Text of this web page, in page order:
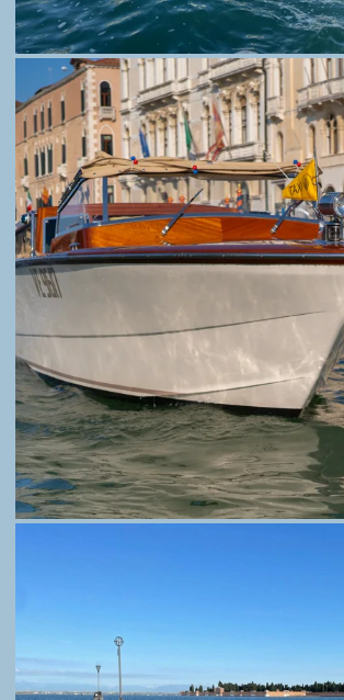
HOME
PRENOTA
TARIFFE
FAQ
PRIVACY
TAXI 314. SEMPLICEMENTE IL MODO PIÙ
PRATICO E VELOCE DI RAGGIUNGERE E
VISITARE VENEZIA.
© Alessandro e Ivan Gaburro. Azienda
individuale con partita IVA N. 04538890270, e
licenza al trasporto pubblico N. 161/2019 e con
autorizzazione NCC del comune di Venezia N.
314. Tutti i diritti riservati.
Notice at collection
Your Privacy Choices